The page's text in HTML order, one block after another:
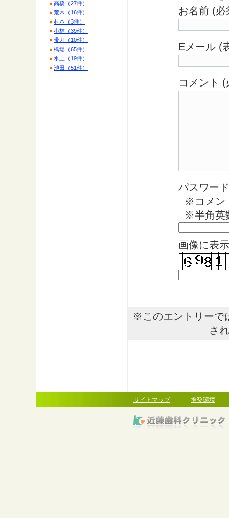
お名前 (必
Eメール (
コメント (
パスワー
※コメン
※半角英
画像に表
※このエントリーで
さ
高橋（27件）
荒木（16件）
村本（3件）
小林（39件）
帯刀（10件）
橋場（65件）
水上（19件）
池田（51件）
サイトマップ 推奨環境